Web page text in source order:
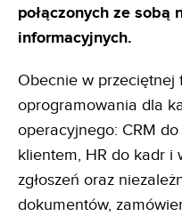
połączonych ze sobą
informacyjnych.
Obecnie w
oprogramowania dla
operacyjnego: CRM
klientem, HR do kadr i
zgłoszeń oraz
dokumentów,